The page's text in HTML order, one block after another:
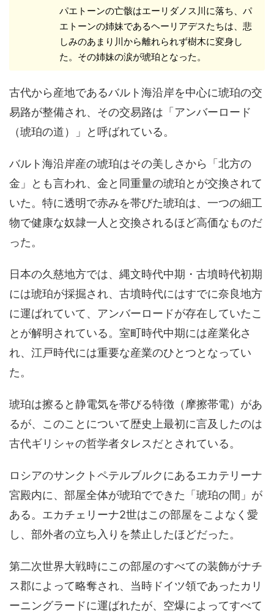
パエトーンの亡骸はエーリダノス川に落ち、パ
エトーンの姉妹であるヘーリアデスたちは、悲
しみのあまり川から離れられず樹木に変身し
た。その姉妹の涙が琥珀となった。
古代から産地であるバルト海沿岸を中心に琥珀の交
易路が整備され、その交易路は「アンバーロード
（琥珀の道）」と呼ばれている。
バルト海沿岸産の琥珀はその美しさから「北方の
金」とも言われ、金と同重量の琥珀とが交換されて
いた。特に透明で赤みを帯びた琥珀は、一つの細工
物で健康な奴隷一人と交換されるほど高価なものだ
った。
日本の久慈地方では、縄文時代中期・古墳時代初期
には琥珀が採掘され、古墳時代にはすでに奈良地方
に運ばれていて、アンバーロードが存在していたこ
とが解明されている。室町時代中期には産業化さ
れ、江戸時代には重要な産業のひとつとなってい
た。
琥珀は擦ると静電気を帯びる特徴（摩擦帯電）があ
るが、このことについて歴史上最初に言及したのは
古代ギリシャの哲学者タレスだとされている。
ロシアのサンクトペテルブルクにあるエカテリーナ
宮殿内に、部屋全体が琥珀でできた「琥珀の間」が
ある。エカチェリーナ2世はこの部屋をこよなく愛
し、部外者の立ち入りを禁止したほどだった。
第二次世界大戦時にこの部屋のすべての装飾がナチ
ス郡によって略奪され、当時ドイツ領であったカリ
ーニングラードに運ばれたが、空爆によってすべて